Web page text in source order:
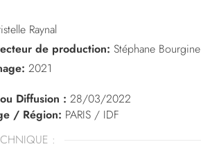
Raynal
de production: Stéphane Bourgine
2021
Diffusion : 28/03/2022
/ Région: PARIS / IDF
: